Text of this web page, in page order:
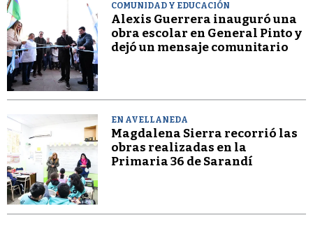
COMUNIDAD Y EDUCACIÓN
Alexis Guerrera inauguró una
obra escolar en General Pinto y
dejó un mensaje comunitario
EN AVELLANEDA
Magdalena Sierra recorrió las
obras realizadas en la
Primaria 36 de Sarandí